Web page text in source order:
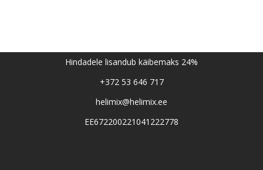
Hindadele lisandub käibemaks 24%
+372 53 646 717
helimix@helimix.ee
EE672200221041222778